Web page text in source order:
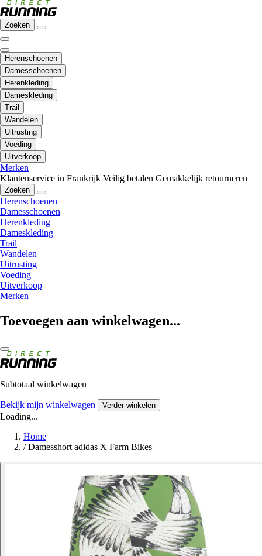
Zoeken
Herenschoenen
Damesschoenen
Herenkleding
Dameskleding
Trail
Wandelen
Uitrusting
Voeding
Uitverkoop
Merken
Klantenservice in Frankrijk Veilig betalen Gemakkelijk retourneren
Zoeken
Herenschoenen
Damesschoenen
Herenkleding
Dameskleding
Trail
Wandelen
Uitrusting
Voeding
Uitverkoop
Merken
Toevoegen aan winkelwagen...
Subtotaal winkelwagen
Bekijk mijn winkelwagen Verder winkelen
Loading...
Home
/ Damesshort adidas X Farm Bikes